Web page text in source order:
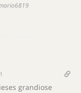
grandiose